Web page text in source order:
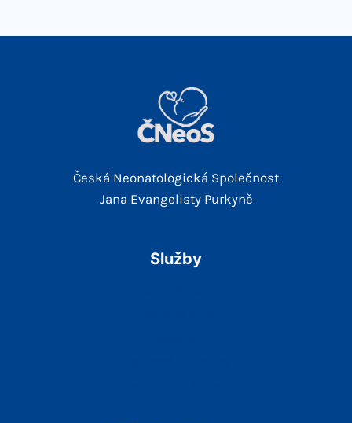
Česká Neonatologická Společnost
Jana Evangelisty Purkyně
Služby